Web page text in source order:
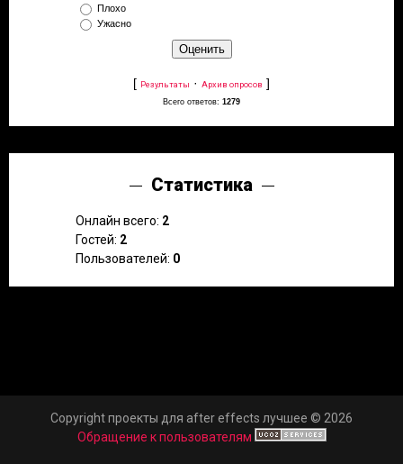
Плохо
Ужасно
[ Результаты · Архив опросов ]
Всего ответов: 1279
Статистика
Онлайн всего: 2
Гостей: 2
Пользователей: 0
Copyright проекты для after effects лучшее © 2026
Обращение к пользователям